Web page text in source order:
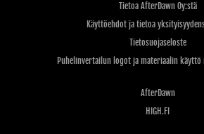
Tietoa AfterDawn Oy:stä
Käyttöehdot ja tietoa
Tietosuojaseloste
Puhelinvertailun logot ja materiaalin
AfterDawn
HIGH.FI